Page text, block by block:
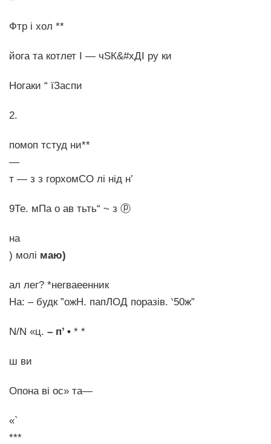
Фтр і хол **
йога та котлет І — чSК&#xДІ ру ки
Ногаки “ їЗаспи
2.
помоп тстуд ни**
—
т — з з горхомСО лі нід н’
9Те. мПа о ав тьть“ ~ з ⓟ
на
) молі маю)
ал лег? *негваеенник
На: – будк ”ожН. папЛОД поразів. ‵50ж”
N/N «ц. – п’ • * *
ш ви
Опона ві ос» та—
«`
***